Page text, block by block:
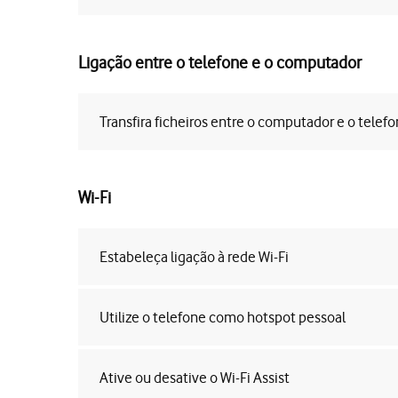
Ligação entre o telefone e o computador
Transfira ficheiros entre o computador e o
Wi-Fi
Estabeleça ligação à rede Wi-Fi
Utilize o telefone como hotspot pessoal
Ative ou desative o Wi-Fi Assist